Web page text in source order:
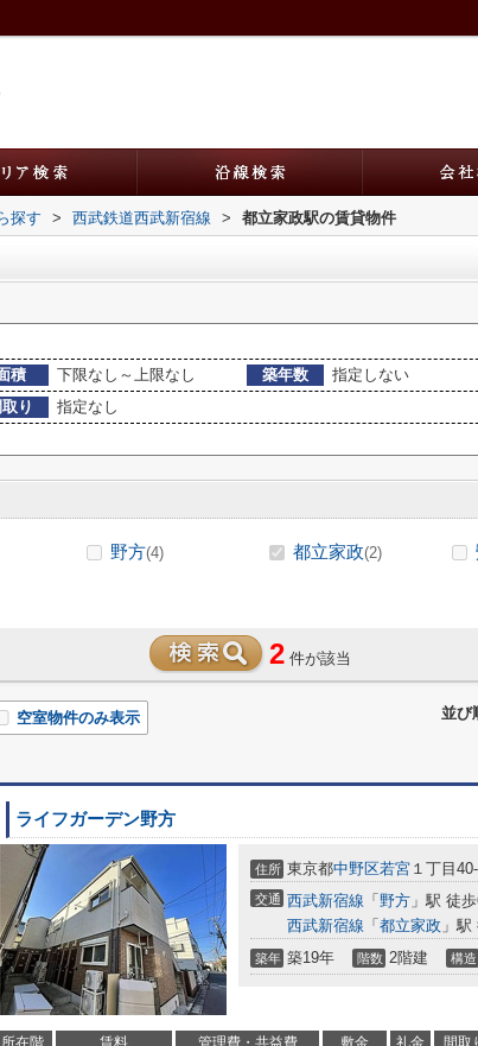
探す > 西武鉄道西武新宿線 > 都立家政駅の賃貸物件
積 下限なし～上限なし 築年数
指定しない
取り
指定なし
野方(4) 都立家政(2)
2 件が該当
並び
空室物件のみ表示
ライフガーデン野方
住所 東京都中野区若宮 １丁目
交通 西武新宿線 「 野方 」駅 徒
西武新宿線 「 都立家政 」駅
築年 築19年 階数 2階建 構造
所在階 賃料 管理費・共益費 敷金 礼金 間取